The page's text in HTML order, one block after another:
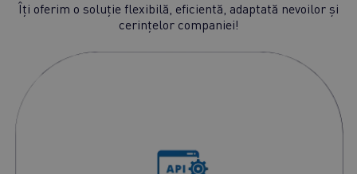
Îți oferim o soluție flexibilă, eficientă, adaptată nevoilor și
cerințelor companiei!